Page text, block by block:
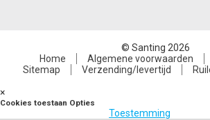
© Santing 2026
Home
Algemene voorwaarden
Sitemap
Verzending/levertijd
×
Cookies toestaan Opties
Toestemming